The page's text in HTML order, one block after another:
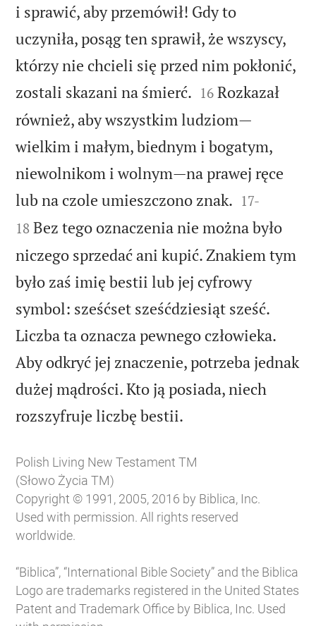
i sprawić, aby przemówił! Gdy to
uczyniła, posąg ten sprawił, że wszyscy,
którzy nie chcieli się przed nim pokłonić,
zostali skazani na śmierć. 

16 Rozkazał
również, aby wszystkim ludziom—
wielkim i małym, biednym i bogatym,
niewolnikom i wolnym—na prawej ręce
lub na czole umieszczono znak. 

17-
18 Bez tego oznaczenia nie można było
niczego sprzedać ani kupić. Znakiem tym
było zaś imię bestii lub jej cyfrowy
symbol: sześćset sześćdziesiąt sześć.
Liczba ta oznacza pewnego człowieka.
Aby odkryć jej znaczenie, potrzeba jednak
dużej mądrości. Kto ją posiada, niech
rozszyfruje liczbę bestii.
Polish Living New Testament TM
(Słowo Życia TM)
Copyright © 1991, 2005, 2016 by Biblica, Inc.
Used with permission. All rights reserved
worldwide.
“Biblica”, “International Bible Society” and the Biblica
Logo are trademarks registered in the United States
Patent and Trademark Office by Biblica, Inc. Used